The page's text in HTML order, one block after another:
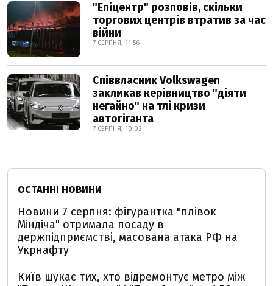
"Епіцентр" розповів, скільки
торгових центрів втратив за час
війни
7 СЕРПНЯ, 11:56
Співвласник Volkswagen
закликав керівництво "діяти
негайно" на тлі кризи
автогіганта
7 СЕРПНЯ, 10:02
ОСТАННІ НОВИНИ
Новини 7 серпня: фігурантка "плівок
Міндіча" отримала посаду в
держпідприємстві, масована атака РФ на
Укрнафту
Київ шукає тих, хто відремонтує метро між